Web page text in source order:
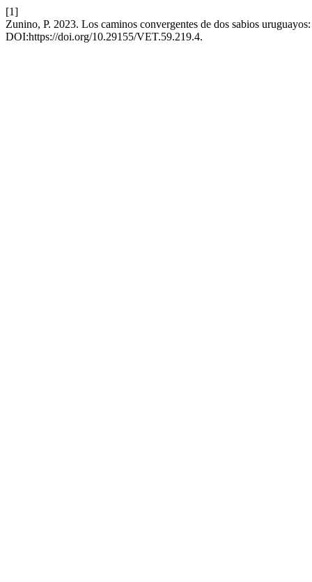
[1]
Zunino, P. 2023. Los caminos convergentes de dos sabios
DOI:https://doi.org/10.29155/VET.59.219.4.